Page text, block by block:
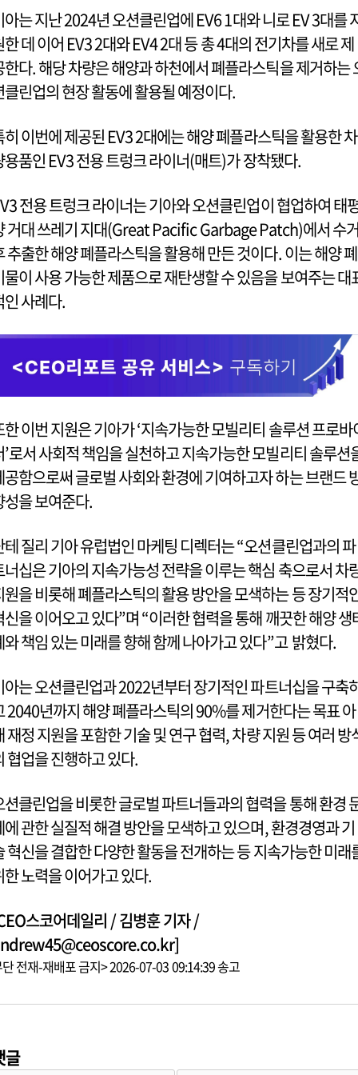
아는 지난 2024년 오션클린업에 EV6 1대와 니로 EV 3대를
한 데 이어 EV3 2대와 EV4 2대 등 총 4대의 전기차를 새로 제
한다. 해당 차량은 해양과 하천에서 폐플라스틱을 제거하는
클린업의 현장 활동에 활용될 예정이다.
히 이번에 제공된 EV3 2대에는 해양 폐플라스틱을 활용한 차
용품인 EV3 전용 트렁크 라이너(매트)가 장착됐다.
전용 트렁크 라이너는 기아와 오션클린업이 협업하여 태
거대 쓰레기 지대(Great Pacific Garbage Patch)에서 수거
추출한 해양 폐플라스틱을 활용해 만든 것이다. 이는 해양 폐
물이 사용 가능한 제품으로 재탄생할 수 있음을 보여주는 대
인 사례다.
한 이번 지원은 기아가 ‘지속가능한 모빌리티 솔루션 프로바
’로서 사회적 책임을 실천하고 지속가능한 모빌리티 솔루션
공함으로써 글로벌 사회와 환경에 기여하고자 하는 브랜드
성을 보여준다.
테 질리 기아 유럽법인 마케팅 디렉터는 “오션클린업과의 파
너십은 기아의 지속가능성 전략을 이루는 핵심 축으로서 차
원을 비롯해 폐플라스틱의 활용 방안을 모색하는 등 장기적
신을 이어오고 있다”며 “이러한 협력을 통해 깨끗한 해양 생
와 책임 있는 미래를 향해 함께 나아가고 있다”고 밝혔다.
아는 오션클린업과 2022년부터 장기적인 파트너십을 구축
2040년까지 해양 폐플라스틱의 90%를 제거한다는 목표 아
재정 지원을 포함한 기술 및 연구 협력, 차량 지원 등 여러 방
협업을 진행하고 있다.
션클린업을 비롯한 글로벌 파트너들과의 협력을 통해 환경
에 관한 실질적 해결 방안을 모색하고 있으며, 환경경영과 기
혁신을 결합한 다양한 활동을 전개하는 등 지속가능한 미래
한 노력을 이어가고 있다.
스코어데일리 / 김병훈 기자 /
전재-재배포 금지> 2026-07-03 09:14:39 송고
글